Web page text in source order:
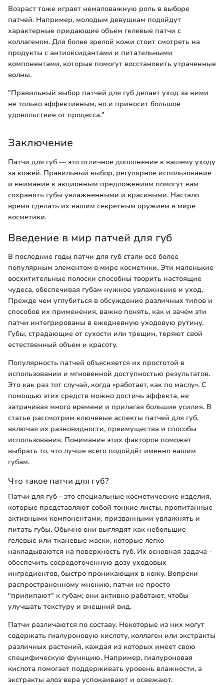
Возраст тоже играет немаловажную роль в выборе
патчей. Например, молодым девушкам подойдут
характерные придающие объем гелевые патчи с
коллагеном. Для более зрелой кожи стоит смотреть на
продукты с антиоксидантами и питательными
компонентами, которые помогут восстановить утраченные
волны.
"Правильный выбор патчей для губ делает уход за ними
не только эффективным, но и приносит большое
удовольствие от процесса."
Заключение
Патчи для губ — это отличное дополнение к вашему уходу
за кожей. Правильный выбор, регулярное использование
и внимание к акционным предложениям помогут вам
сохранять губы увлажненными и красивыми. Настало
время сделать их вашим секретным оружием в мире
косметики.
Введение в мир патчей для губ
В последние годы патчи для губ стали всё более
популярным элементом в мире косметики. Эти маленькие
восхитительные полоски способны творить настоящие
чудеса, обеспечивая губам нужное увлажнение и уход.
Прежде чем углубиться в обсуждение различных типов и
способов их применения, важно понять, как и зачем эти
патчи интегрированы в ежедневную уходовую рутину.
Губы, страдающие от сухости или трещин, теряют свой
естественный объем и красоту.
Популярность патчей объясняется их простотой в
использовании и мгновенной доступностью результатов.
Это как раз тот случай, когда «работает, как по маслу». С
помощью этих средств можно достичь эффекта, не
затрачивая много времени и прилагая большие усилия. В
статье рассмотрим ключевые аспекты патчей для губ,
включая их разновидности, преимущества и способы
использования. Понимание этих факторов поможет
выбрать то, что лучше всего подойдёт именно вашим
губам.
Что такое патчи для губ?
Патчи для губ - это специальные косметические изделия,
которые представляют собой тонкие листы, пропитанные
активными компонентами, призванными увлажнять и
питать губы. Обычно они выглядят как небольшие
гелевые или тканевые маски, которые легко
накладываются на поверхность губ. Их основная задача -
обеспечить сосредоточенную дозу уходовых
ингредиентов, быстро проникающих в кожу. Вопреки
распространенному мнению, патчи не просто
"прилипают" к губам; они активно работают, чтобы
улучшать текстуру и внешний вид.
Патчи различаются по составу. Некоторые из них могут
содержать гиалуроновую кислоту, коллаген или экстракты
различных растений, каждая из которых имеет свою
специфическую функцию. Например, гиалуроновая
кислота помогает поддерживать уровень влажности, а
экстракты алоэ вера успокаивают и освежают.